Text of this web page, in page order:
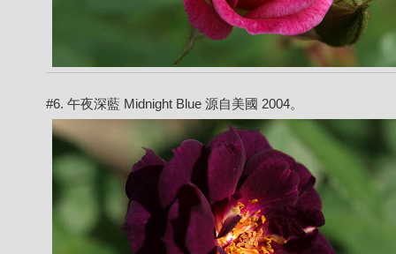
#6. 午夜深藍 Midnight Blue 源自美國 2004。